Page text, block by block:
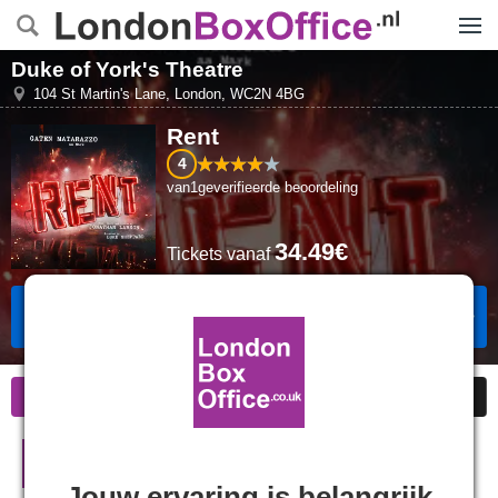
Duke of York's Theatre
104 St Martin's Lane, London, WC2N 4BG
Rent
4
van1geverifieerde beoordeling
Ticketsvanaf34.49€
Tickets Boeken
Goedkope kaarten